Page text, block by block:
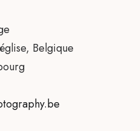
Belgique